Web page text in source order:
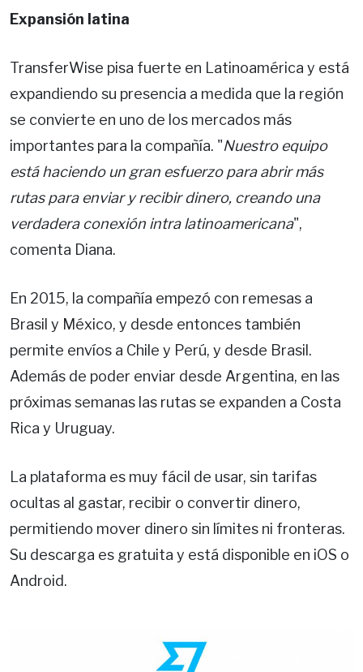
Expansión latina
TransferWise pisa fuerte en Latinoamérica y está
expandiendo su presencia a medida que la región
se convierte en uno de los mercados más
importantes para la compañía. "Nuestro equipo
está haciendo un gran esfuerzo para abrir más
rutas para enviar y recibir dinero, creando una
verdadera conexión intra latinoamericana",
comenta Diana.
En 2015, la compañía empezó con remesas a
Brasil y México, y desde entonces también
permite envíos a Chile y Perú, y desde Brasil.
Además de poder enviar desde Argentina, en las
próximas semanas las rutas se expanden a Costa
Rica y Uruguay.
La plataforma es muy fácil de usar, sin tarifas
ocultas al gastar, recibir o convertir dinero,
permitiendo mover dinero sin límites ni fronteras.
Su descarga es gratuita y está disponible en iOS o
Android.